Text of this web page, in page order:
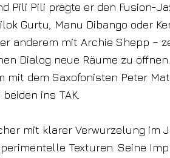
Pili Pili prägte er den Fusion-
Gurtu, Manu Dibango oder
anderem mit Archie Shepp –
Dialog neue Räume zu
dem Saxofonisten Peter
ins TAK.
mit klarer Verwurzelung im
Texturen. Seine